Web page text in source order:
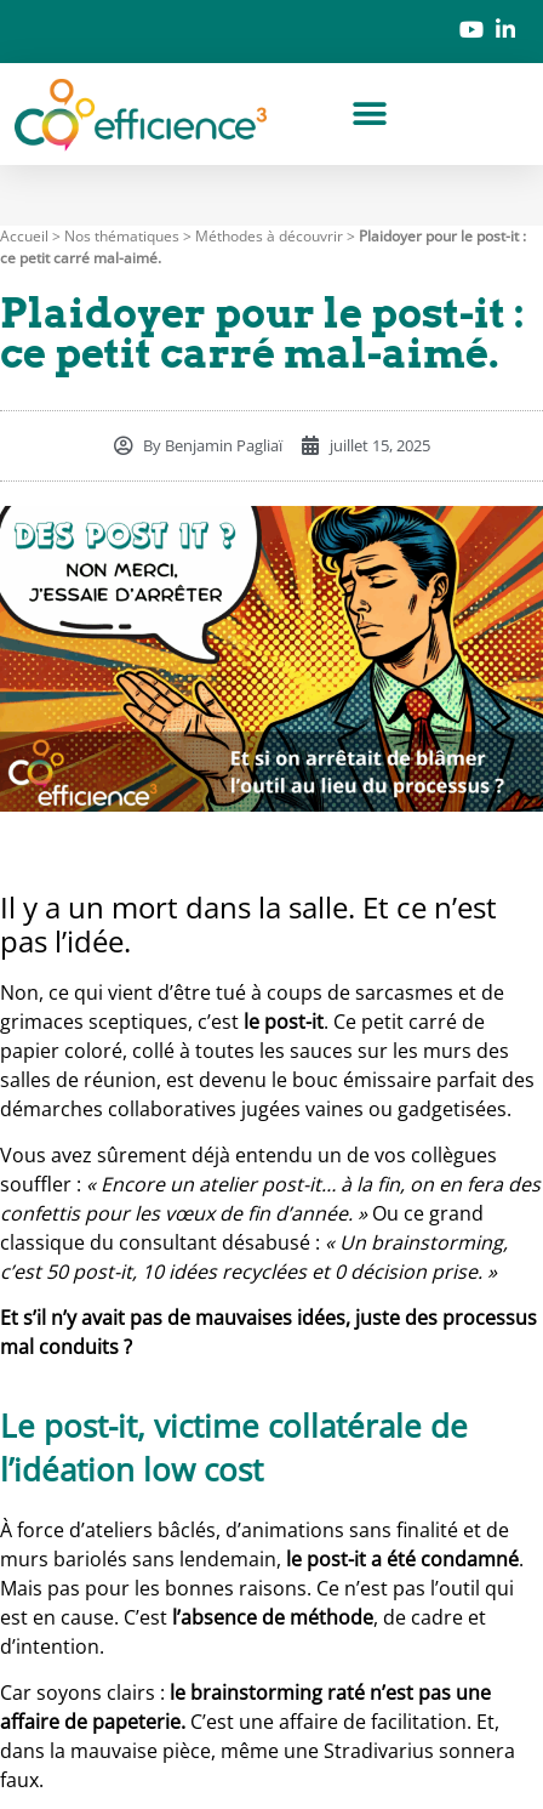
Accueil > Nos thématiques > Méthodes à découvrir> Plaidoyer pour le post-it :
ce petit carré mal-aimé.
Plaidoyer pour le post-it :
ce petit carré mal-aimé.
ByBenjamin Pagliaï juillet 15, 2025
Il y a un mort dans la salle. Et ce n’est
pas l’idée.
Non, ce qui vient d’être tué à coups de sarcasmes et de
grimaces sceptiques, c’est le post-it. Ce petit carré de
papier coloré, collé à toutes les sauces sur les murs des
salles de réunion, est devenu le bouc émissaire parfait des
démarches collaboratives jugées vaines ou gadgetisées.
Vous avez sûrement déjà entendu un de vos collègues
souffler : « Encore un atelier post-it… à la fin, on en fera des
confettis pour les vœux de fin d’année. »Ou ce grand
classique du consultant désabusé : « Un brainstorming,
c’est 50 post-it, 10 idées recyclées et 0 décision prise. »
Et s’il n’y avait pas de mauvaises idées, juste des processus
mal conduits ?
Le post-it, victime collatérale de
l’idéation low cost
À force d’ateliers bâclés, d’animations sans finalité et de
murs bariolés sans lendemain, le post-it a été condamné.
Mais pas pour les bonnes raisons. Ce n’est pas l’outil qui
est en cause. C’est l’absence de méthode, de cadre et
d’intention.
Car soyons clairs : le brainstorming raté n’est pas une
affaire de papeterie. C’est une affaire de facilitation. Et,
dans la mauvaise pièce, même une Stradivarius sonnera
faux.